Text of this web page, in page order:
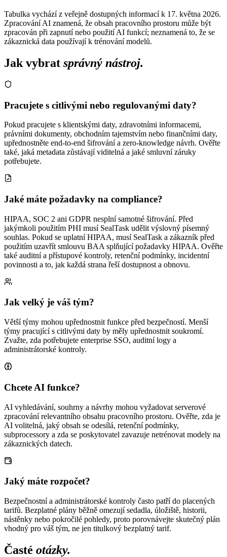
Tabulka vychází z veřejně dostupných informací k 17. května 2026.
Zpracování AI znamená, že obsah pracovního prostoru může být
zpracován při zapnutí nebo použití AI funkcí; neznamená to, že se
zákaznická data používají k trénování modelů.
Jak vybrat správný nástroj.
Pracujete s citlivými nebo regulovanými daty?
Pokud pracujete s klientskými daty, zdravotními informacemi,
právními dokumenty, obchodním tajemstvím nebo finančními daty,
upřednostněte end-to-end šifrování a zero-knowledge návrh. Ověřte
také, jaká metadata zůstávají viditelná a jaké smluvní záruky
potřebujete.
Jaké máte požadavky na compliance?
HIPAA, SOC 2 ani GDPR nesplní samotné šifrování. Před
jakýmkoli použitím PHI musí SealTask udělit výslovný písemný
souhlas. Pokud se uplatní HIPAA, musí SealTask a zákazník před
použitím uzavřít smlouvu BAA splňující požadavky HIPAA. Ověřte
také auditní a přístupové kontroly, retenční podmínky, incidentní
povinnosti a to, jak každá strana řeší dostupnost a obnovu.
Jak velký je váš tým?
Větší týmy mohou upřednostnit funkce před bezpečností. Menší
týmy pracující s citlivými daty by měly upřednostnit soukromí.
Zvažte, zda potřebujete enterprise SSO, auditní logy a
administrátorské kontroly.
Chcete AI funkce?
AI vyhledávání, souhrny a návrhy mohou vyžadovat serverové
zpracování relevantního obsahu pracovního prostoru. Ověřte, zda je
AI volitelná, jaký obsah se odesílá, retenční podmínky,
subprocessory a zda se poskytovatel zavazuje netrénovat modely na
zákaznických datech.
Jaký máte rozpočet?
Bezpečnostní a administrátorské kontroly často patří do placených
tarifů. Bezplatné plány běžně omezují sedadla, úložiště, historii,
nástěnky nebo pokročilé pohledy, proto porovnávejte skutečný plán
vhodný pro váš tým, ne jen titulkový bezplatný tarif.
Časté otázky.